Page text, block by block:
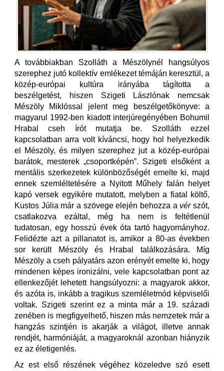
A továbbiakban Szolláth a Mészölynél hangsúlyos
szerephez jutó kollektív emlékezet témáján keresztül, a
közép-európai kultúra irányába tágította a
beszélgetést, hiszen Szigeti Lászlónak nemcsak
Mészöly Miklóssal jelent meg beszélgetőkönyve: a
magyarul 1992-ben kiadott interjúregényében Bohumil
Hrabal cseh írót mutatja be. Szolláth ezzel
kapcsolatban arra volt kíváncsi, hogy hol helyezkedik
el Mészöly, és milyen szerephez jut a közép-európai
barátok, mesterek „csoportképén”. Szigeti elsőként a
mentális szerkezetek különbözőségét emelte ki, majd
ennek szemléltetésére a Nyitott Műhely falán helyet
kapó versek egyikére mutatott, melyben a fiatal költő,
Kustos Júlia már a szövege elején behozza a vérszót,
csatlakozva ezáltal, még ha nem is feltétlenül
tudatosan, egy hosszú évek óta tartó hagyományhoz.
Felidézte azt a pillanatot is, amikor a 80-as években
sor került Mészöly és Hrabal találkozására. Míg
Mészöly a cseh pályatárs azon erényét emelte ki, hogy
mindenen képes ironizálni, vele kapcsolatban pont az
ellenkezőjét lehetett hangsúlyozni: a magyarok akkor,
és azóta is, inkább a tragikus szemléletmód képviselői
voltak. Szigeti szerint ez a minta már a 19. századi
zenében is megfigyelhető, hiszen más nemzetek már a
hangzás szintjén is akarják a világot, illetve annak
rendjét, harmóniáját, a magyaroknál azonban hiányzik
ez az életigenlés.
Az est első részének végéhez közeledve szó esett